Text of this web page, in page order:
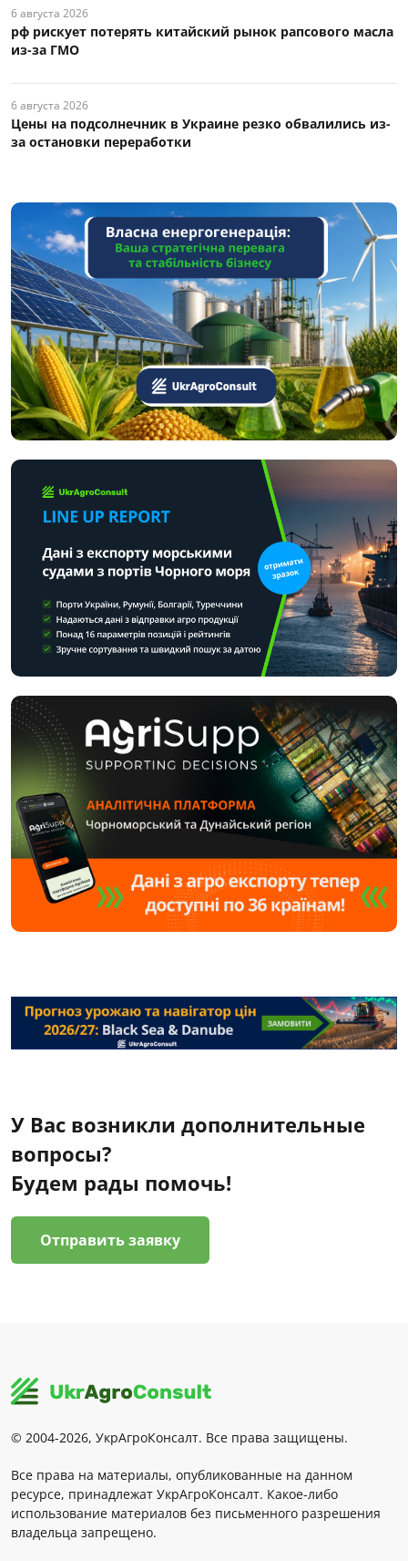
6 августа 2026
рф рискует потерять китайский рынок рапсового масла
из-за ГМО
6 августа 2026
Цены на подсолнечник в Украине резко обвалились из-
за остановки переработки
У Вас возникли дополнительные
вопросы?
Будем рады помочь!
Отправить заявку
© 2004-2026, УкрАгроКонсалт. Все права защищены.
Все права на материалы, опубликованные на данном
ресурсе, принадлежат УкрАгроКонсалт. Какое-либо
использование материалов без письменного разрешения
владельца запрещено.